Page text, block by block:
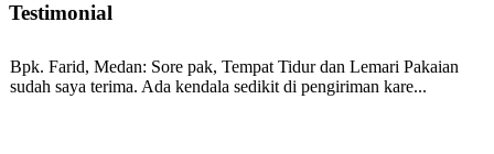
Testimonial
Bpk. Farid, Medan: Sore pak, Tempat Tidur dan Lemari Pakaian
sudah saya terima. Ada kendala sedikit di pengiriman kare...